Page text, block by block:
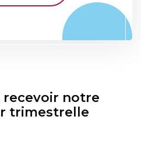
recevoir notre
trimestrelle